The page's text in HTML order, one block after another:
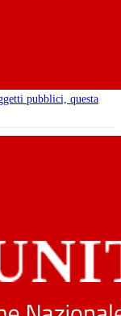
pubblici, questa